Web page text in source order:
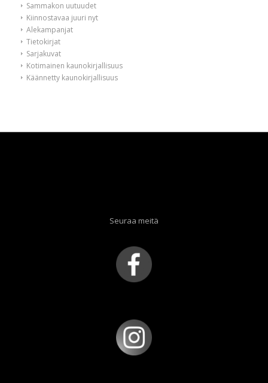
Sammakon uutuudet
Kiinnostavaa juuri nyt
Alekampanjat
Tietokirjat
Sarjakuvat
Kotimainen kaunokirjallisuus
Käännetty kaunokirjallisuus
Seuraa meitä